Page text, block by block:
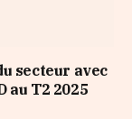
secteur avec
au T2 2025